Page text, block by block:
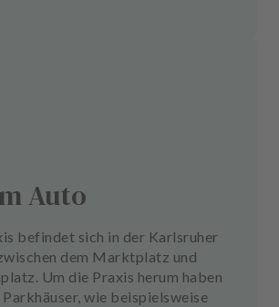
Auto
befindet sich in der Karlsruher
dem Marktplatz und
Um die Praxis herum haben
Parkhäuser, wie beispielsweise